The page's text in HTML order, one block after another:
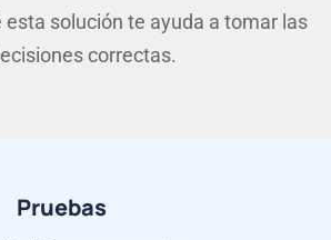
esta solución te ayuda a tomar las
correctas.
Pruebas